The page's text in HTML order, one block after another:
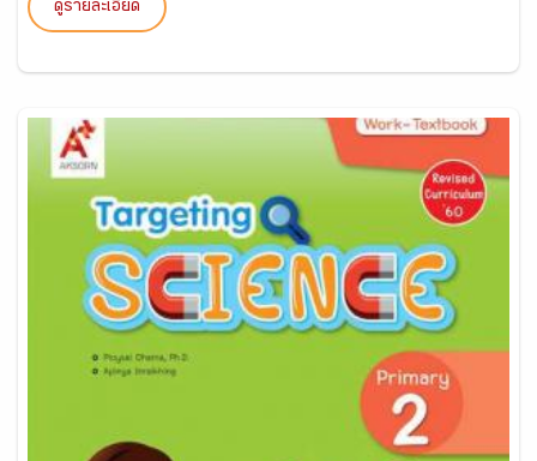
ดูรายละเอียด